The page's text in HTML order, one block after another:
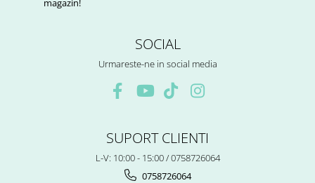
magazin!
SOCIAL
Urmareste-ne in social media
SUPORT CLIENTI
L-V: 10:00 - 15:00 / 0758726064
0758726064